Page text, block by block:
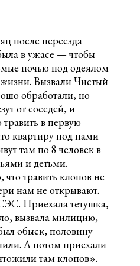
после переезда
в ужасе — чтобы
ночью под одеялом
Вызвали Чистый
обработали, но
от соседей, и
в первую
квартиру под нами
там по 8 человек в
и детьми.
что травить клопов не
нам не открывают.
Приехала тетушка,
вызвала милицию,
обыск, половину
А потом приехали
там клопов».